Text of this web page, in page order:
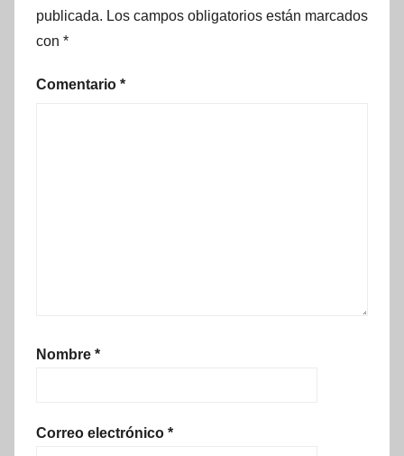
publicada. Los campos obligatorios están marcados
con *
Comentario *
Nombre *
Correo electrónico *